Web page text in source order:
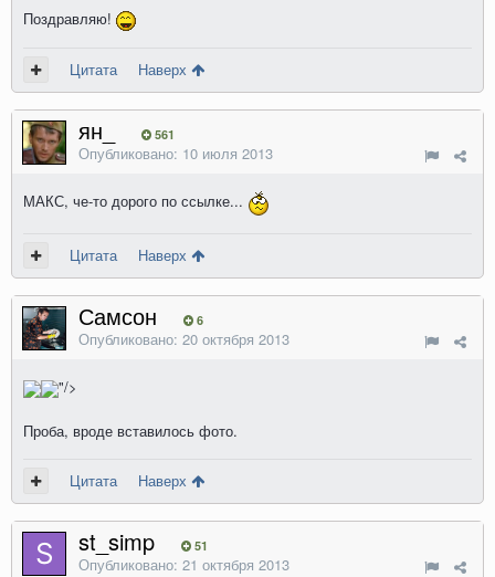
Поздравляю!
Цитата Наверх
ян_ 561
Опубликовано: 10 июля 2013
МАКС, че-то дорого по ссылке...
Цитата Наверх
Самсон 6
Опубликовано: 20 октября 2013
"/>
Проба, вроде вставилось фото.
Цитата Наверх
st_simp 51
Опубликовано: 21 октября 2013